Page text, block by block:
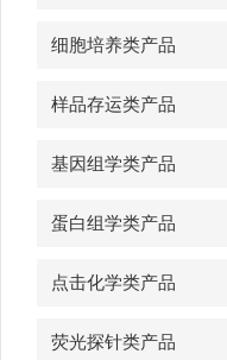
细胞培养类产品
样品存运类产品
基因组学类产品
蛋白组学类产品
点击化学类产品
荧光探针类产品